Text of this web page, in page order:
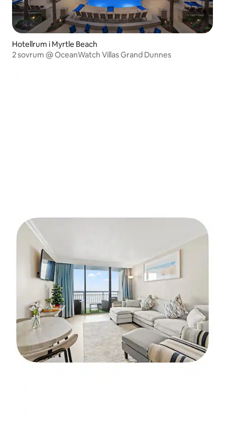
Hotellrum i Myrtle Beach
2 sovrum @ OceanWatch Villas Grand Dunnes